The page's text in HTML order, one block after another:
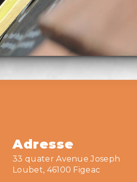
Adresse
33 quater Avenue Joseph
Loubet, 46100 Figeac